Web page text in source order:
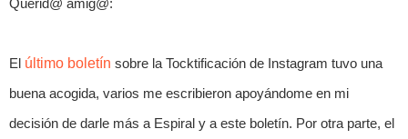
Querid@ amig@:
El último boletín sobre la Tocktificación de Instagram tuvo una
buena acogida, varios me escribieron apoyándome en mi
decisión de darle más a Espiral y a este boletín. Por otra parte, el